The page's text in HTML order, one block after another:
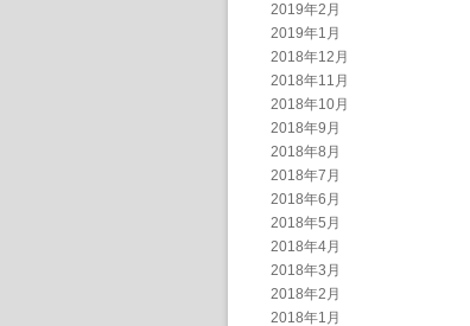
2019年2月
2019年1月
2018年12月
2018年11月
2018年10月
2018年9月
2018年8月
2018年7月
2018年6月
2018年5月
2018年4月
2018年3月
2018年2月
2018年1月